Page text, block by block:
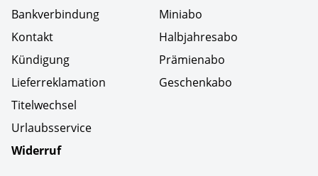
Bankverbindung
Kontakt
Kündigung
Lieferreklamation
Titelwechsel
Urlaubsservice
Widerruf
Miniabo
Halbjahresabo
Prämienabo
Geschenkabo